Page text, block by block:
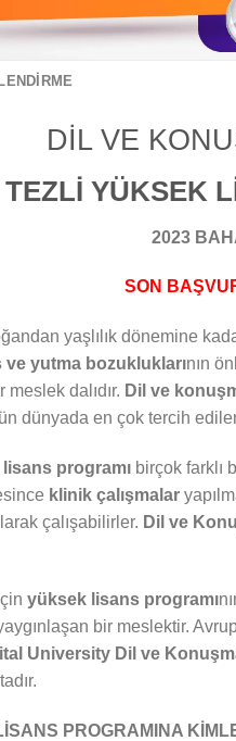
DİL VE
TEZLİ YÜKSEK
2023
SON
yaşlılık dönemine
ve yutma bozukluklarının
dalıdır. Dil ve
dünyada en çok tercih
programı birçok farklı
klinik çalışmalar
çalışabilirler. Dil ve
yüksek lisans programı
bir meslektir.
University Dil ve
PROGRAMINA